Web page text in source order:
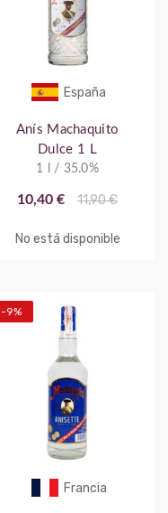
España
Anís Machaquito
Dulce 1 L
1 l / 35.0%
10,40 € 11,90 €
No está disponible
Francia
-9%